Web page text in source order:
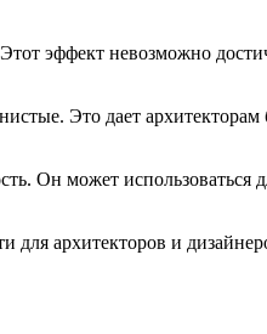
эффект невозможно
Это дает
Он может использоваться
архитекторов и